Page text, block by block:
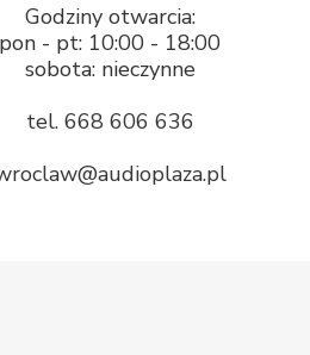
Godziny otwarcia:
pon - pt: 10:00 - 18:00
sobota: nieczynne
tel. 668 606 636